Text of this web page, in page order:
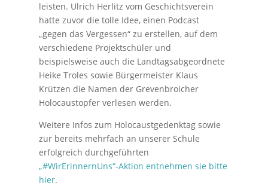
leisten. Ulrich Herlitz vom Geschichtsverein
hatte zuvor die tolle Idee, einen Podcast
„gegen das Vergessen“ zu erstellen, auf dem
verschiedene Projektschüler und
beispielsweise auch die Landtagsabgeordnete
Heike Troles sowie Bürgermeister Klaus
Krützen die Namen der Grevenbroicher
Holocaustopfer verlesen werden.
Weitere Infos zum Holocaustgedenktag sowie
zur bereits mehrfach an unserer Schule
erfolgreich durchgeführten
„#WirErinnernUns“-Aktion entnehmen sie bitte
hier.